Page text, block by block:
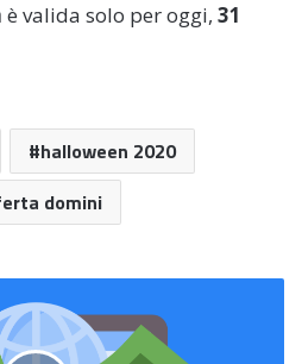
è valida solo per oggi, 31
halloween 2020
domini